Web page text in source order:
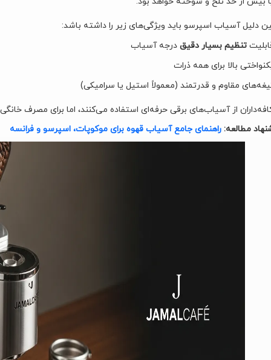
دلیل آسیاب اسپرسو باید ویژگی‌های زیر را داشته باشد:
تنظیم بسیار دقیق درجه آسیاب
بالا برای همه ذرات
مقاوم و قدرتمند (معمولاً استیل یا سرامیکی)
از آسیاب‌های برقی حرفه‌ای استفاده می‌کنند، اما برای مصرف
مطالعه:راهنمای جامع آسیاب قهوه برای موکوپات، اسپرسو و فرانسه